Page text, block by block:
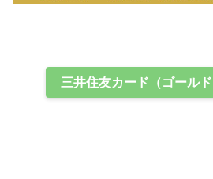
三井住友カード（ゴール